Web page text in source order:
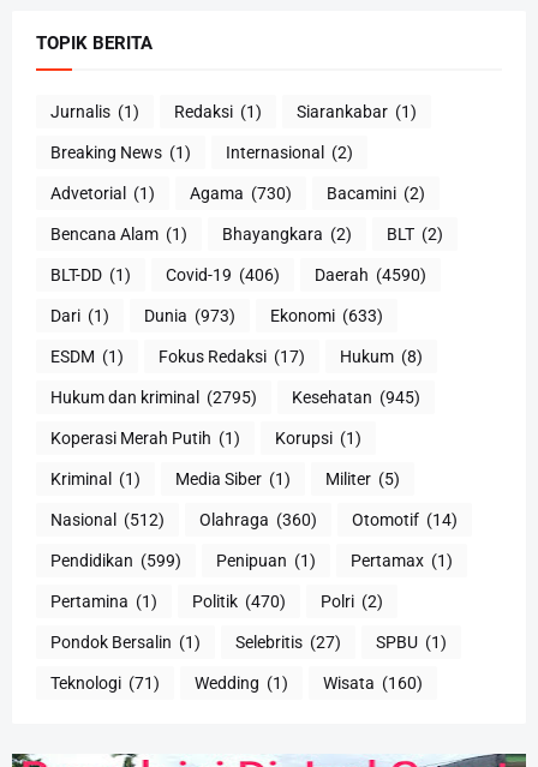
TOPIK BERITA
Jurnalis (1) Redaksi (1) Siarankabar (1)
Breaking News (1) Internasional (2)
Advetorial (1) Agama (730) Bacamini (2)
Bencana Alam (1) Bhayangkara (2) BLT (2)
BLT-DD (1) Covid-19 (406) Daerah (4590)
Dari (1) Dunia (973) Ekonomi (633)
ESDM (1) Fokus Redaksi (17) Hukum (8)
Hukum dan kriminal (2795) Kesehatan (945)
Koperasi Merah Putih (1) Korupsi (1)
Kriminal (1) Media Siber (1) Militer (5)
Nasional (512) Olahraga (360) Otomotif (14)
Pendidikan (599) Penipuan (1) Pertamax (1)
Pertamina (1) Politik (470) Polri (2)
Pondok Bersalin (1) Selebritis (27) SPBU (1)
Teknologi (71) Wedding (1) Wisata (160)